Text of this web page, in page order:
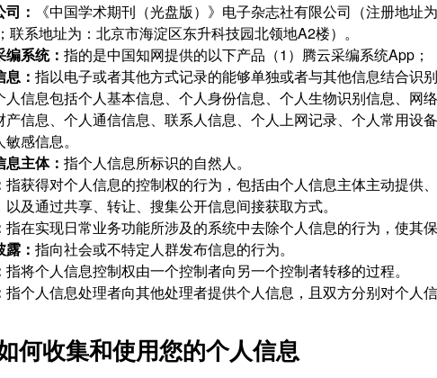
：
《中国学术期刊（光盘版）》电子杂志社有限公司（注册地址
联系地址为：北京市海淀区东升科技园北领地A2楼）。
编系统： 指的是中国知网提供的以下产品（1）腾云采编系统App；
： 指以电子或者其他方式记录的能够单独或者与其他信息结合识
人信息包括个人基本信息、个人身份信息、个人生物识别信息、网
产信息、个人通信信息、联系人信息、个人上网记录、个人常用设
感信息。
主体： 指个人信息所标识的自然人。
指获得对个人信息的控制权的行为，包括由个人信息主体主动提供
以及通过共享、转让、搜集公开信息间接获取方式。
指在实现日常业务功能所涉及的系统中去除个人信息的行为，使其
： 指向社会或不特定人群发布信息的行为。
指将个人信息控制权由一个控制者向另一个控制者转移的过程。
指个人信息处理者向其他处理者提供个人信息，且双方分别对个人
何收集和使用您的个人信息